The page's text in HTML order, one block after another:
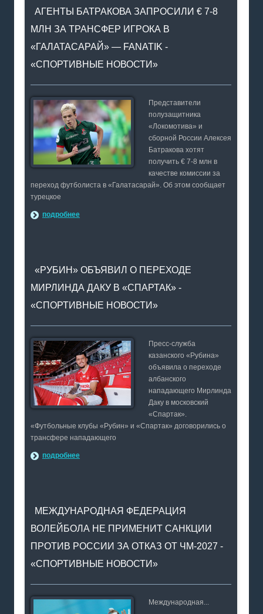
АГЕНТЫ БАТРАКОВА ЗАПРОСИЛИ € 7-8
МЛН ЗА ТРАНСФЕР ИГРОКА В
«ГАЛАТАСАРАЙ» — FANATIK -
«СПОРТИВНЫЕ НОВОСТИ»
Представители
полузащитника
«Локомотива» и
сборной России Алексея
Батракова хотят
получить € 7-8 млн в
качестве комиссии за
переход футболиста в «Галатасарай». Об этом сообщает
турецкое
подробнее
«РУБИН» ОБЪЯВИЛ О ПЕРЕХОДЕ
МИРЛИНДА ДАКУ В «СПАРТАК» -
«СПОРТИВНЫЕ НОВОСТИ»
Пресс-служба
казанского «Рубина»
объявила о переходе
албанского
нападающего Мирлинда
Даку в московский
«Спартак».
«Футбольные клубы «Рубин» и «Спартак» договорились о
трансфере нападающего
подробнее
МЕЖДУНАРОДНАЯ ФЕДЕРАЦИЯ
ВОЛЕЙБОЛА НЕ ПРИМЕНИТ САНКЦИИ
ПРОТИВ РОССИИ ЗА ОТКАЗ ОТ ЧМ-2027 -
«СПОРТИВНЫЕ НОВОСТИ»
Международная...